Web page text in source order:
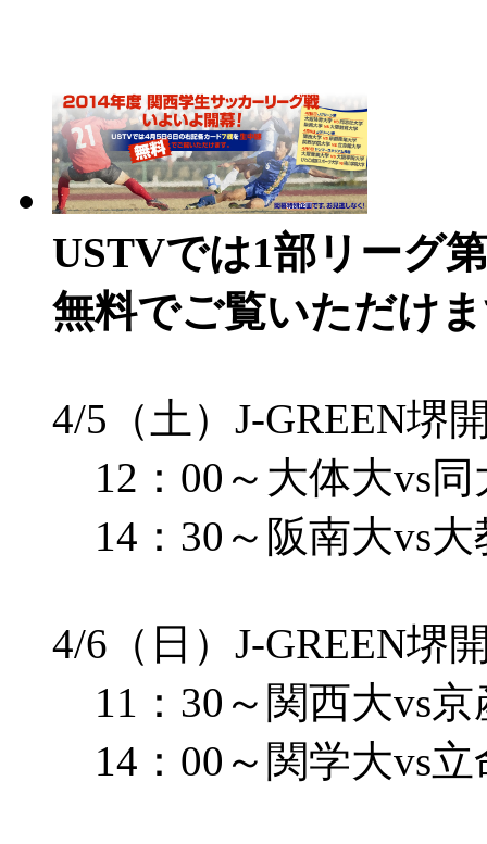
USTVでは1部リーグ
無料でご覧いただけ
4/5（土）J-GREEN堺
12：00～大体大vs同
14：30～阪南大vs大
4/6（日）J-GREEN
11：30～関西大vs京
14：00～関学大vs立